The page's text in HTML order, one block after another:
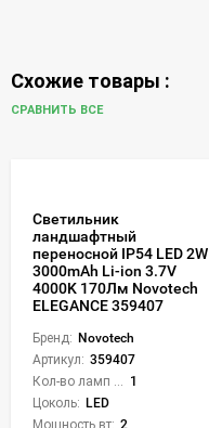
Схожие товары :
СРАВНИТЬ ВСЕ
Светильник
ландшафтный
переносной IP54 LED 2W
3000mAh Li-ion 3.7V
4000K 170Лм Novotech
ELEGANCE 359407
Бренд: Novotech
Артикул: 359407
1
Цоколь: LED
Мощность вт: 2